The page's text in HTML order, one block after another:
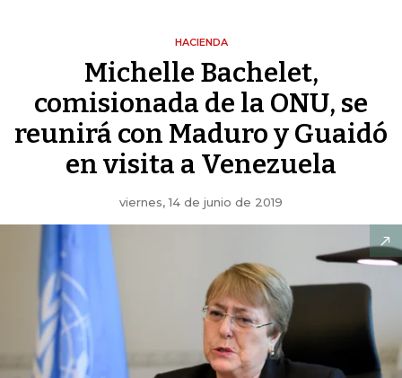
HACIENDA
Michelle Bachelet,
comisionada de la ONU, se
reunirá con Maduro y Guaidó
en visita a Venezuela
viernes, 14 de junio de 2019